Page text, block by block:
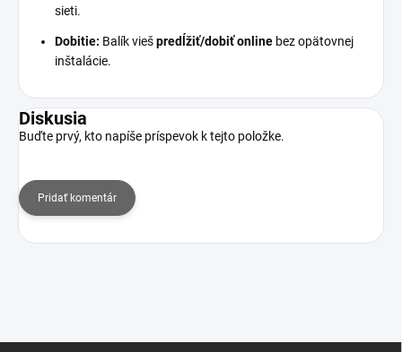
sieti.
Dobitie: Balík viešpredĺžiť/dobiť online bez opätovnej
inštalácie.
Diskusia
Buďte prvý, kto napíše príspevok k tejto položke.
Pridať komentár